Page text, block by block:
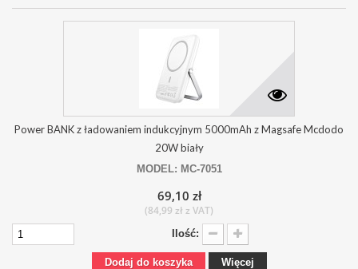
Power BANK z ładowaniem indukcyjnym 5000mAh z Magsafe Mcdodo
20W biały
MODEL: MC-7051
69,10 zł
(84,99 zł z VAT)
Ilość:
Dodaj do koszyka Więcej